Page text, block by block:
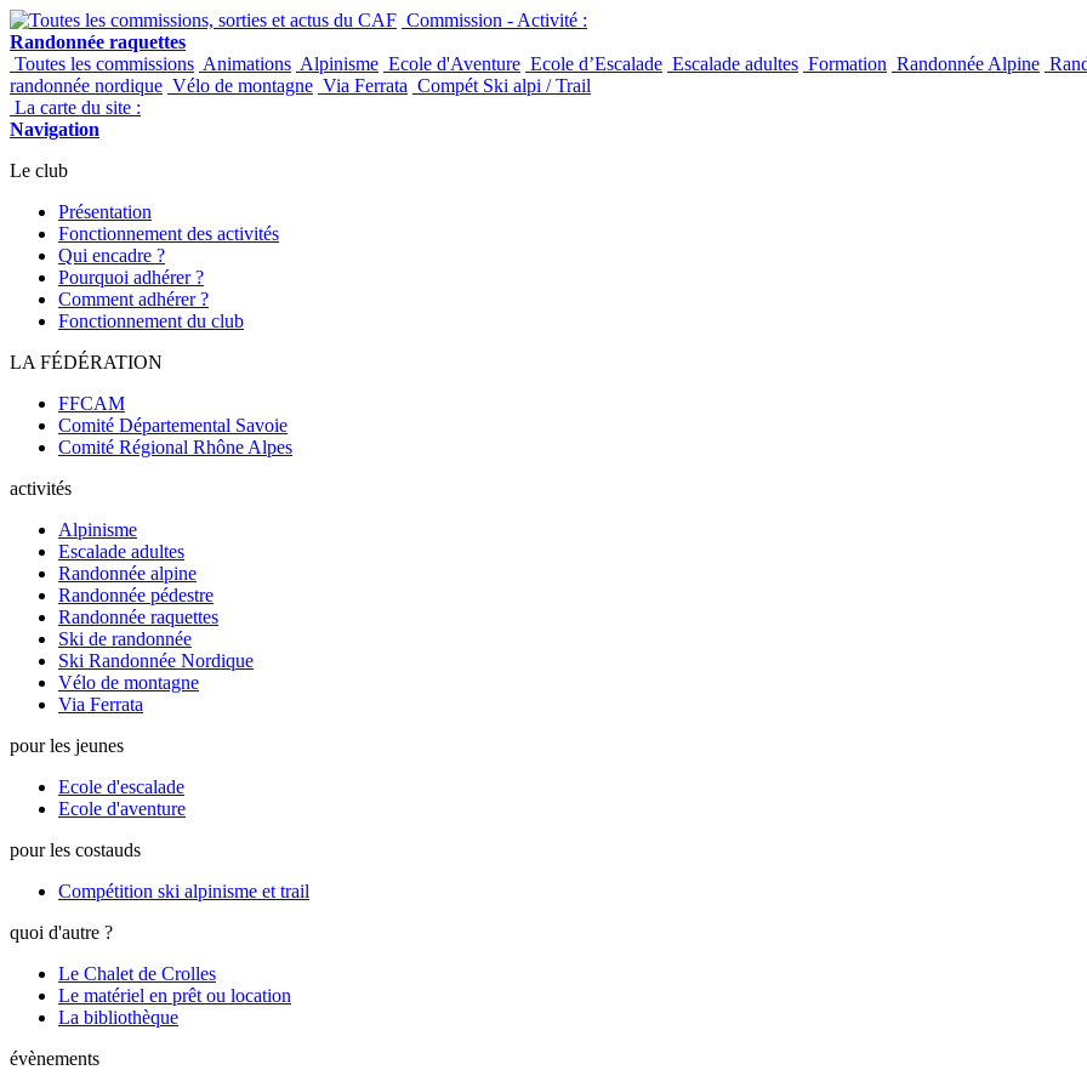
Commission - Activité :
Randonnée raquettes
Toutes les commissions Animations Alpinisme Ecole d'Aventure Ecole d’Escalade Escalade adultes Formation Randonnée Alpine
randonnée nordique Vélo de montagne Via Ferrata Compét Ski alpi / Trail
La carte du site :
Navigation
Le club
Présentation
Fonctionnement des activités
Qui encadre ?
Pourquoi adhérer ?
Comment adhérer ?
Fonctionnement du club
LA FÉDÉRATION
FFCAM
Comité Départemental Savoie
Comité Régional Rhône Alpes
activités
Alpinisme
Escalade adultes
Randonnée alpine
Randonnée pédestre
Randonnée raquettes
Ski de randonnée
Ski Randonnée Nordique
Vélo de montagne
Via Ferrata
pour les jeunes
Ecole d'escalade
Ecole d'aventure
pour les costauds
Compétition ski alpinisme et trail
quoi d'autre ?
Le Chalet de Crolles
Le matériel en prêt ou location
La bibliothèque
évènements